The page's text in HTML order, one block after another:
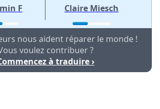
F Claire Miesch
nous aident réparer le monde !
voulez contribuer ?
à traduire ›